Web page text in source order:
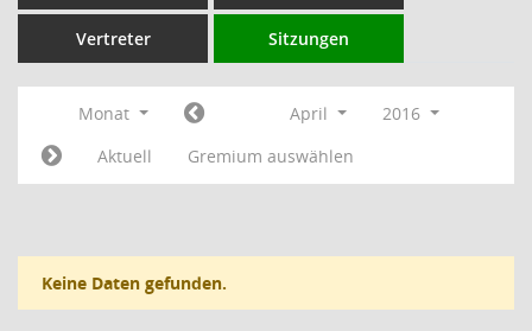
Vertreter Sitzungen
Monat April
2016
Aktuell
Gremium auswählen
Keine Daten gefunden.